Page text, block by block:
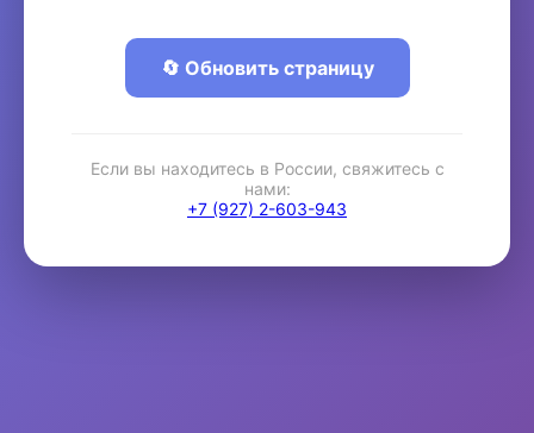
🔄 Обновить страницу
Если вы находитесь в России, свяжитесь с
нами:
+7 (927) 2-603-943